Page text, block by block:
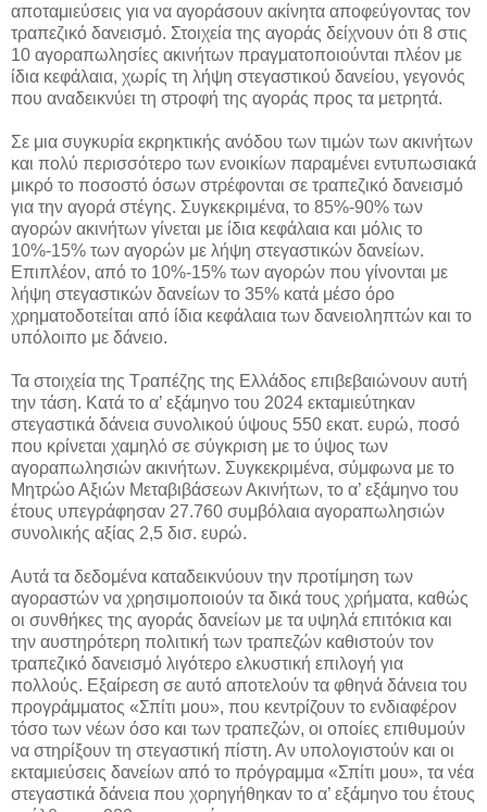
αποταμιεύσεις για να αγοράσουν ακίνητα αποφεύγοντας τον
τραπεζικό δανεισμό. Στοιχεία της αγοράς δείχνουν ότι 8 στις
10 αγοραπωλησίες ακινήτων πραγματοποιούνται πλέον με
ίδια κεφάλαια, χωρίς τη λήψη στεγαστικού δανείου, γεγονός
που αναδεικνύει τη στροφή της αγοράς προς τα μετρητά.
Σε μια συγκυρία εκρηκτικής ανόδου των τιμών των ακινήτων
και πολύ περισσότερο των ενοικίων παραμένει εντυπωσιακά
μικρό το ποσοστό όσων στρέφονται σε τραπεζικό δανεισμό
για την αγορά στέγης. Συγκεκριμένα, το 85%-90% των
αγορών ακινήτων γίνεται με ίδια κεφάλαια και μόλις το
10%-15% των αγορών με λήψη στεγαστικών δανείων.
Επιπλέον, από το 10%-15% των αγορών που γίνονται με
λήψη στεγαστικών δανείων το 35% κατά μέσο όρο
χρηματοδοτείται από ίδια κεφάλαια των δανειοληπτών και το
υπόλοιπο με δάνειο.
Τα στοιχεία της Τραπέζης της Ελλάδος επιβεβαιώνουν αυτή
την τάση. Κατά το α’ εξάμηνο του 2024 εκταμιεύτηκαν
στεγαστικά δάνεια συνολικού ύψους 550 εκατ. ευρώ, ποσό
που κρίνεται χαμηλό σε σύγκριση με το ύψος των
αγοραπωλησιών ακινήτων. Συγκεκριμένα, σύμφωνα με το
Μητρώο Αξιών Μεταβιβάσεων Ακινήτων, το α’ εξάμηνο του
έτους υπεγράφησαν 27.760 συμβόλαια αγοραπωλησιών
συνολικής αξίας 2,5 δισ. ευρώ.
Αυτά τα δεδομένα καταδεικνύουν την προτίμηση των
αγοραστών να χρησιμοποιούν τα δικά τους χρήματα, καθώς
οι συνθήκες της αγοράς δανείων με τα υψηλά επιτόκια και
την αυστηρότερη πολιτική των τραπεζών καθιστούν τον
τραπεζικό δανεισμό λιγότερο ελκυστική επιλογή για
πολλούς. Εξαίρεση σε αυτό αποτελούν τα φθηνά δάνεια του
προγράμματος «Σπίτι μου», που κεντρίζουν το ενδιαφέρον
τόσο των νέων όσο και των τραπεζών, οι οποίες επιθυμούν
να στηρίξουν τη στεγαστική πίστη. Αν υπολογιστούν και οι
εκταμιεύσεις δανείων από το πρόγραμμα «Σπίτι μου», τα νέα
στεγαστικά δάνεια που χορηγήθηκαν το α’ εξάμηνο του έτους